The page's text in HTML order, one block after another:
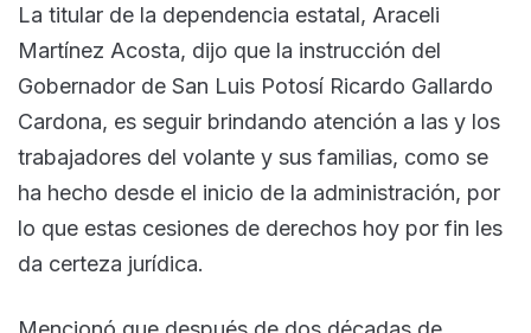
La titular de la dependencia estatal, Araceli
Martínez Acosta, dijo que la instrucción del
Gobernador de San Luis Potosí Ricardo Gallardo
Cardona, es seguir brindando atención a las y los
trabajadores del volante y sus familias, como se
ha hecho desde el inicio de la administración, por
lo que estas cesiones de derechos hoy por fin les
da certeza jurídica.